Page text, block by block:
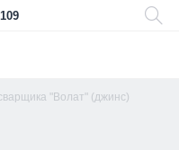
"Волат" (джинс)